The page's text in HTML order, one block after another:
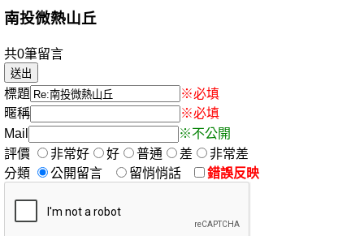
南投微熱山丘
共0筆留言
標題
※必填
暱稱
※必填
Mail
※不公開
評價
非常好 好 普通 差
非常差
分類
公開留言 留悄悄話 錯誤反映